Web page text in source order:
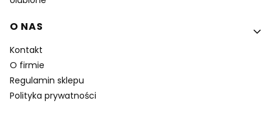
O NAS
Kontakt
O firmie
Regulamin sklepu
Polityka prywatności